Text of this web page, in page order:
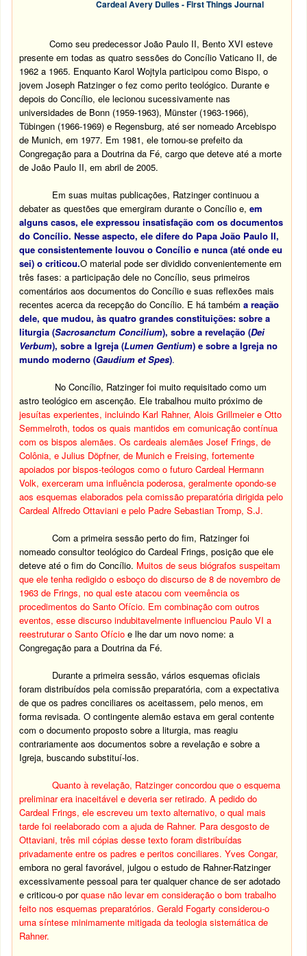
Cardeal Avery Dulles - First Things Journal
Como seu predecessor João Paulo II, Bento XVI esteve
presente em todas as quatro sessões do Concílio Vaticano II, de
1962 a 1965. Enquanto Karol Wojtyla participou como Bispo, o
jovem Joseph Ratzinger o fez como perito teológico. Durante e
depois do Concílio, ele lecionou sucessivamente nas
universidades de Bonn (1959-1963), Münster (1963-1966),
Tübingen (1966-1969) e Regensburg, até ser nomeado Arcebispo
de Munich, em 1977. Em 1981, ele tornou-se prefeito da
Congregação para a Doutrina da Fé, cargo que deteve até a morte
de João Paulo II, em abril de 2005.
Em suas muitas publicações, Ratzinger continuou a
debater as questões que emergiram durante o Concílio e,em
alguns casos, ele expressou insatisfação com os documentos
do Concílio. Nesse aspecto, ele difere do Papa João Paulo II,
que consistentemente louvou o Concílio e nunca (até onde eu
sei) o criticou.O material pode ser dividido convenientemente em
três fases: a participação dele no Concílio, seus primeiros
comentários aos documentos do Concílio e suas reflexões mais
recentes acerca da recepção do Concílio. E há tambéma reação
dele, que mudou, às quatro grandes constituições: sobre a
liturgia (Sacrosanctum Concilium), sobre a revelação (Dei
Verbum), sobre a Igreja (Lumen Gentium) e sobre a Igreja no
mundo moderno (Gaudium et Spes).
No Concílio, Ratzinger foi muito requisitado como um
astro teológico em ascenção. Ele trabalhou muito próximo de
jesuítas experientes, incluindo Karl Rahner, Alois Grillmeier e Otto
Semmelroth, todos os quais mantidos em comunicação contínua
com os bispos alemães. Os cardeais alemães Josef Frings, de
Colônia, e Julius Döpfner, de Munich e Freising, fortemente
apoiados por bispos-teólogos como o futuro Cardeal Hermann
Volk, exerceram uma influência poderosa, geralmente opondo-se
aos esquemas elaborados pela comissão preparatória dirigida pelo
Cardeal Alfredo Ottaviani e pelo Padre Sebastian Tromp, S.J.
Com a primeira sessão perto do fim, Ratzinger foi
nomeado consultor teológico do Cardeal Frings, posição que ele
deteve até o fim do Concílio. Muitos de seus biógrafos suspeitam
que ele tenha redigido o esboço do discurso de 8 de novembro de
1963 de Frings, no qual este atacou com veemência os
procedimentos do Santo Ofício. Em combinação com outros
eventos, esse discurso indubitavelmente influenciou Paulo VI a
reestruturar o Santo Ofícioe lhe dar um novo nome: a
Congregação para a Doutrina da Fé.
Durante a primeira sessão, vários esquemas oficiais
foram distribuídos pela comissão preparatória, com a expectativa
de que os padres conciliares os aceitassem, pelo menos, em
forma revisada. O contingente alemão estava em geral contente
com o documento proposto sobre a liturgia, mas reagiu
contrariamente aos documentos sobre a revelação e sobre a
Igreja, buscando substituí-los.
Quanto à revelação, Ratzinger concordou que o esquema
preliminar era inaceitável e deveria ser retirado. A pedido do
Cardeal Frings, ele escreveu um texto alternativo, o qual mais
tarde foi reelaborado com a ajuda de Rahner. Para desgosto de
Ottaviani, três mil cópias desse texto foram distribuídas
privadamente entre os padres e peritos conciliares. Yves Congar,
embora no geral favorável, julgou o estudo de Rahner-Ratzinger
excessivamente pessoal para ter qualquer chance de ser adotado
e criticou-o porquase não levar em consideração o bom trabalho
feito nos esquemas preparatórios. Gerald Fogarty considerou-o
uma síntese minimamente mitigada da teologia sistemática de
Rahner.